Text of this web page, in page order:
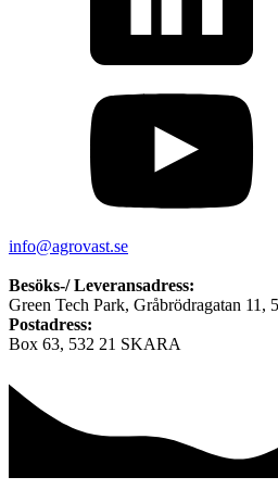
info@agrovast.se
Besöks-/ Leveransadress:
Green Tech Park, Gråbrödragatan 11,
Postadress:
Box 63, 532 21 SKARA